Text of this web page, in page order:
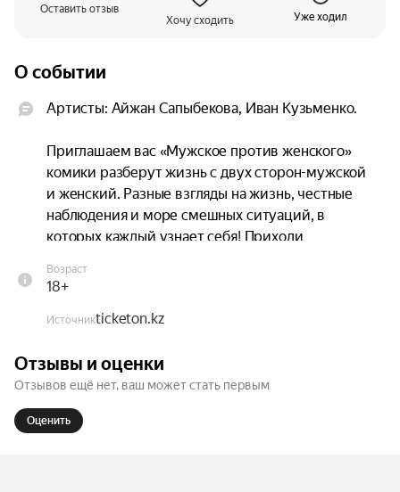
Оставить отзыв
Хочу сходить
Уже ходил
О событии
Артисты: Айжан Сапыбекова, Иван Кузьменко.
Приглашаем вас «Мужское против женского»
комики разберут жизнь с двух сторон-мужской
и женский. Разные взгляды на жизнь, честные
наблюдения и море смешных ситуаций, в
которых каждый узнает себя! Приходи
разделяет мужчин и женщин!
Возраст
18+
Источникticketon.kz
Отзывы и оценки
Отзывов ещё нет, ваш может стать первым
Оценить